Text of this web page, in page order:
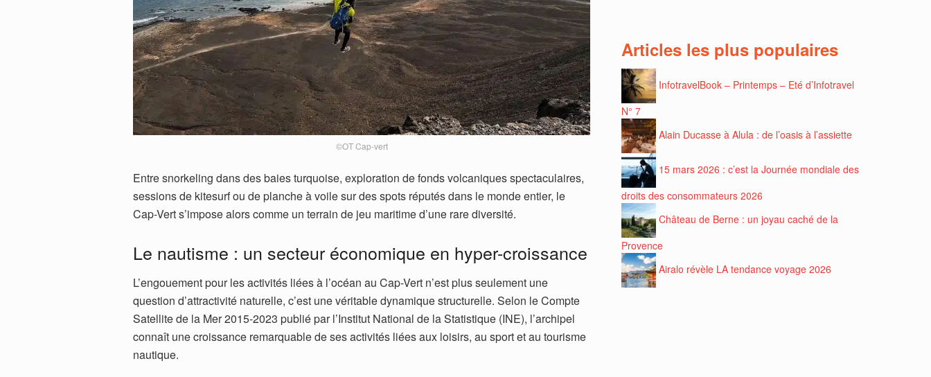
©OT Cap-vert
Entre snorkeling dans des baies turquoise, exploration de fonds volcaniques spectaculaires,
sessions de kitesurf ou de planche à voile sur des spots réputés dans le monde entier, le
Cap-Vert s’impose alors comme un terrain de jeu maritime d’une rare diversité.
Le nautisme : un secteur économique en hyper-croissance
L’engouement pour les activités liées à l’océan au Cap-Vert n’est plus seulement une
question d’attractivité naturelle, c’est une véritable dynamique structurelle. Selon le Compte
Satellite de la Mer 2015-2023 publié par l’Institut National de la Statistique (INE), l’archipel
connaît une croissance remarquable de ses activités liées aux loisirs, au sport et au tourisme
nautique.
Articles les plus populaires
InfotravelBook – Printemps – Eté d’Infotravel
N° 7
Alain Ducasse à Alula : de l’oasis à l’assiette
15 mars 2026 : c’est la Journée mondiale des
droits des consommateurs 2026
Château de Berne : un joyau caché de la
Provence
Airalo révèle LA tendance voyage 2026